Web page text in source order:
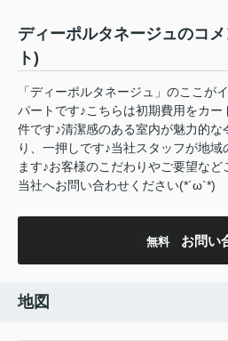
ディーポルタネージュのコ
ト)
「ディーポルタネージュ」のここが
パートです♪こちらは初期費用をカ
件です♪清潔感のある室内が魅力的
り、一押しです♪当社スタッフが地
ます♪お客様のこだわりやご要望な
当社へお問い合わせください(*´ω`*)
無料 お問い
地図